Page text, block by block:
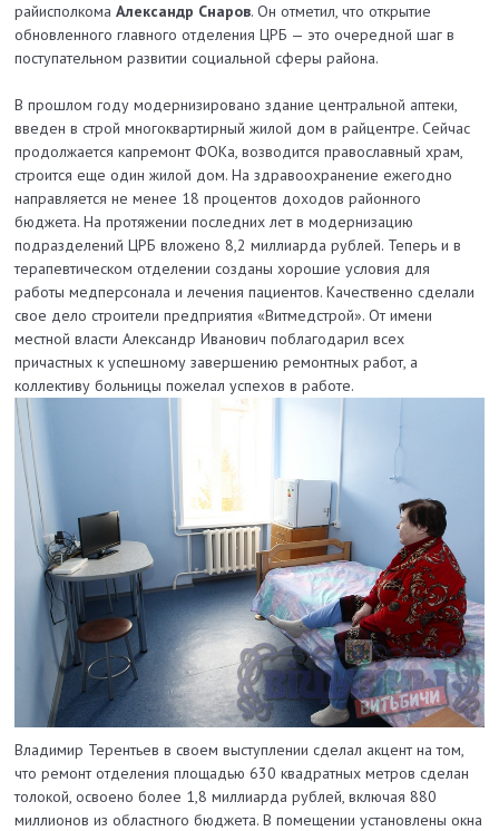
райисполкома Александр Снаров. Он отметил, что открытие
обновленного главного отделения ЦРБ — это очередной шаг в
поступательном развитии социальной сферы района.
В прошлом году модернизировано здание центральной аптеки,
введен в строй многоквартирный жилой дом в райцентре. Сейчас
продолжается капремонт ФОКа, возводится православный храм,
строится еще один жилой дом. На здравоохранение ежегодно
направляется не менее 18 процентов доходов районного
бюджета. На протяжении последних лет в модернизацию
подразделений ЦРБ вложено 8,2 миллиарда рублей. Теперь и в
терапевтическом отделении созданы хорошие условия для
работы медперсонала и лечения пациентов. Качественно сделали
свое дело строители предприятия «Витмедстрой». От имени
местной власти Александр Иванович поблагодарил всех
причастных к успешному завершению ремонтных работ, а
коллективу больницы пожелал успехов в работе.
Владимир Терентьев в своем выступлении сделал акцент на том,
что ремонт отделения площадью 630 квадратных метров сделан
толокой, освоено более 1,8 миллиарда рублей, включая 880
миллионов из областного бюджета. В помещении установлены окна